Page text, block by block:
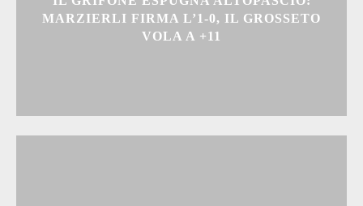
MARZIERLI FIRMA L’1-0, IL GROSSETO
VOLA A +11